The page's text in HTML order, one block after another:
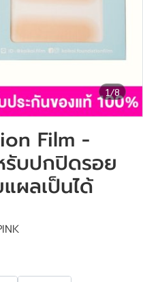
1/8
Film -
บปกปิดรอย
ผลเป็นได้